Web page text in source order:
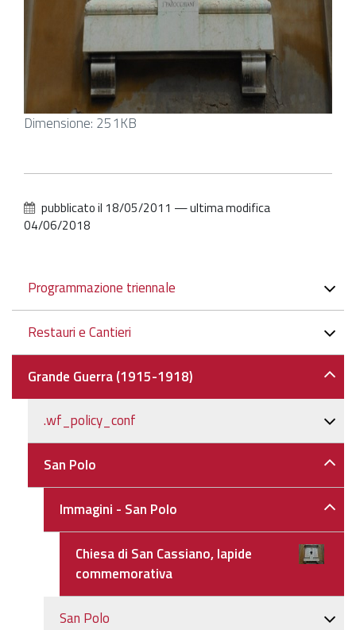
Clicca
alle
dimensioni
Dimensione: 251KB
pubblicato il 18/05/2011 —ultima modifica
04/06/2018
Navigazione
Programmazione triennale
Restauri e Cantieri
Grande Guerra (1915-1918)
.wf_policy_conf
San Polo
Immagini - San Polo
Chiesa di San Cassiano, lapide
commemorativa
San Polo